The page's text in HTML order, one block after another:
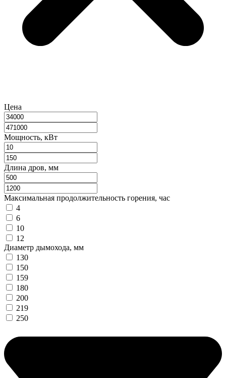
Цена
Мощность, кВт
Длина дров, мм
Максимальная продолжительность горения, час
4
6
10
12
Диаметр дымохода, мм
130
150
159
180
200
219
250